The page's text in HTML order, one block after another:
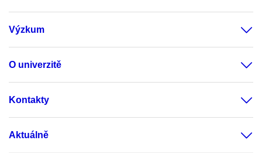
Výzkum
O univerzitě
Kontakty
Aktuálně